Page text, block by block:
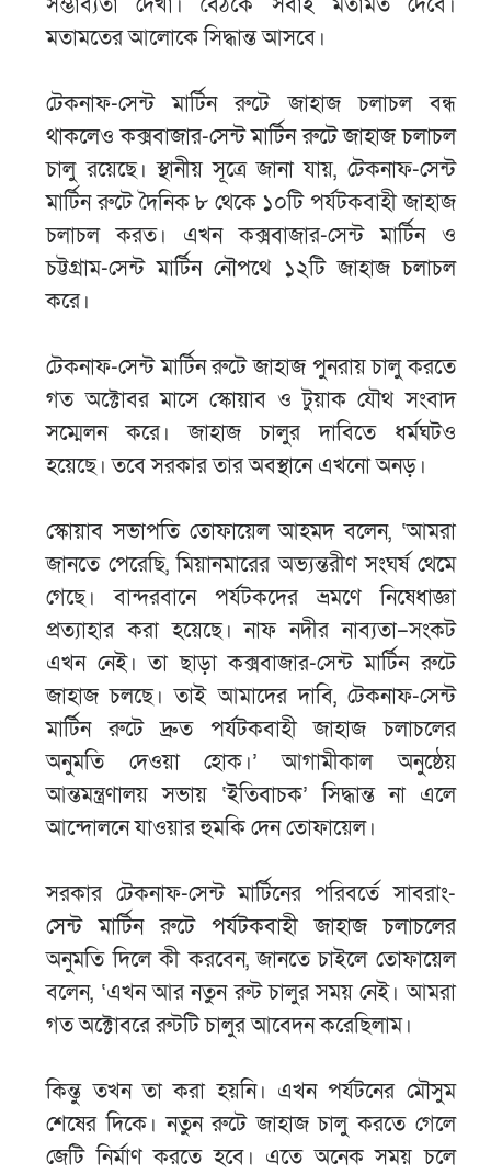
মতামতের আলোকে সিদ্ধান্ত আসবে।
টেকনাফ-সেন্ট মার্টিন রুটে জাহাজ চলাচল বন্ধ
থাকলেও কক্সবাজার-সেন্ট মার্টিন রুটে জাহাজ চলাচল
চালু রয়েছে। স্থানীয় সূত্রে জানা যায়, টেকনাফ-সেন্ট
মার্টিন রুটে দৈনিক ৮ থেকে ১০টি পর্যটকবাহী জাহাজ
চলাচল করত। এখন কক্সবাজার-সেন্ট মার্টিন ও
চট্টগ্রাম-সেন্ট মার্টিন নৌপথে ১২টি জাহাজ চলাচল
করে।
টেকনাফ-সেন্ট মার্টিন রুটে জাহাজ পুনরায় চালু করতে
গত অক্টোবর মাসে স্কোয়াব ও টুয়াক যৌথ সংবাদ
সম্মেলন করে। জাহাজ চালুর দাবিতে ধর্মঘটও
হয়েছে। তবে সরকার তার অবস্থানে এখনো অনড়।
স্কোয়াব সভাপতি তোফায়েল আহমদ বলেন, ‘আমরা
জানতে পেরেছি, মিয়ানমারের অভ্যন্তরীণ সংঘর্ষ থেমে
গেছে। বান্দরবানে পর্যটকদের ভ্রমণে নিষেধাজ্ঞা
প্রত্যাহার করা হয়েছে। নাফ নদীর নাব্যতা–সংকট
এখন নেই। তা ছাড়া কক্সবাজার-সেন্ট মার্টিন রুটে
জাহাজ চলছে। তাই আমাদের দাবি, টেকনাফ-সেন্ট
মার্টিন রুটে দ্রুত পর্যটকবাহী জাহাজ চলাচলের
অনুমতি দেওয়া হোক।’ আগামীকাল অনুষ্ঠেয়
আন্তমন্ত্রণালয় সভায় ‘ইতিবাচক’ সিদ্ধান্ত না এলে
আন্দোলনে যাওয়ার হুমকি দেন তোফায়েল।
সরকার টেকনাফ-সেন্ট মার্টিনের পরিবর্তে সাবরাং-
সেন্ট মার্টিন রুটে পর্যটকবাহী জাহাজ চলাচলের
অনুমতি দিলে কী করবেন, জানতে চাইলে তোফায়েল
বলেন, ‘এখন আর নতুন রুট চালুর সময় নেই। আমরা
গত অক্টোবরে রুটটি চালুর আবেদন করেছিলাম।
কিন্তু তখন তা করা হয়নি। এখন পর্যটনের মৌসুম
শেষের দিকে। নতুন রুটে জাহাজ চালু করতে গেলে
জেটি নির্মাণ করতে হবে। এতে অনেক সময় চলে